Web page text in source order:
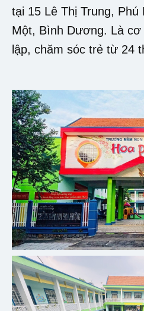
tại 15 Lê Thị Trung, Phú
Một, Bình Dương. Là cơ
lập, chăm sóc trẻ từ 24